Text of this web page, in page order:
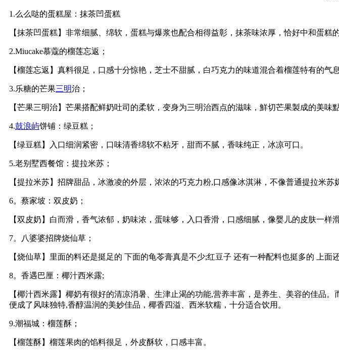
1.么么哒的蛋糕屋：抹茶凹蛋糕
【抹茶凹蛋糕】非常细腻、绵软，蛋糕与爆浆也配合相得益彰，抹茶味浓厚，恰好中和蛋糕
2.Miucake慕蔻的榴莲忘返；
【榴莲忘返】真料很足，口感十分惊艳，芝士不甜腻，白巧克力的味道混合着榴莲特有的气
3.乐糖的芒果三明治；
【芒果三明治】芒果搭配鲜奶吐司的柔软，变身为三明治西点的滋味，鮮切芒果製成的美
4.鼓浪屿饼铺：绿豆糕；
【绿豆糕】入口细润紧密，口味清香绵软不粘牙，甜而不腻，香味纯正，冰凉可口。
5.老别墅西餐馆：提拉米苏；
【提拉米苏】招牌甜品，冰激凌的外层，浓浓的巧克力粉,口感像冰淇淋，不像普通提拉米苏
6。蔡家坡：双皮奶；
【双皮奶】白而滑，香气浓郁，奶味浓，蛋味够，入口香滑，口感细腻，像婴儿的皮肤一样
7。八婆婆招牌烧仙草；
【烧仙草】里面的料还是挺足的 下面的龟苓膏真是不少;红豆子 还有一种配料也挺多的 上
8。香遇巴厘：椰汁西米露;
【椰汁西米露】椰奶有很好的清凉消暑、生津止渴的功能,营养丰富，是养生、美容的佳品
便成了风味独特,香醇温润的美妙佳品，椰香四溢、西米软糯，十分适合饮用。
9.潮福城：榴莲酥；
【榴莲酥】榴莲果肉的馅料很足，外皮酥软，口感丰富。